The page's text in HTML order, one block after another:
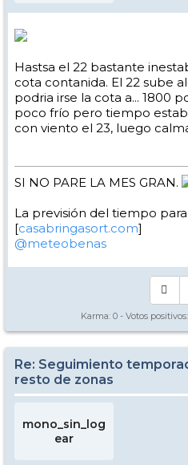
Hastsa el 22 bastante
cota contanida. El 22 sube
podria irse la cota a... 1800
poco frío pero tiempo
con viento el 23, luego
SI NO PARE LA MES GRAN.
La previsión del tiempo
[casabringasort.com]
@meteobenas
Karma: 0 - Votos positivos:
Re: Seguimiento
resto de zonas
mono_sin_log
ear